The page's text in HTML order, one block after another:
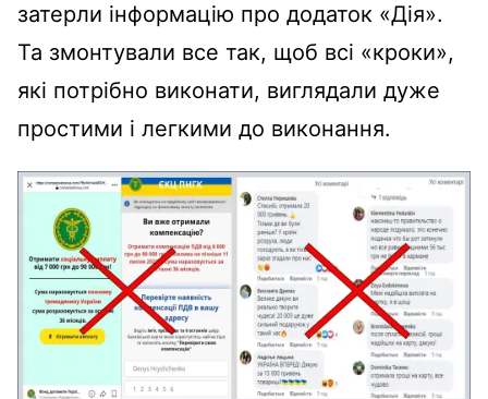
затерли інформацію про додаток «Дія».
Та змонтували все так, щоб всі «кроки»,
які потрібно виконати, виглядали дуже
простими і легкими до виконання.